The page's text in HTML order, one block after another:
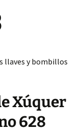
llaves y bombillos
Xúquer
628